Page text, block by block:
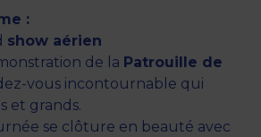
:
show aérien
de la Patrouille de
vous incontournable qui
et grands.
se clôture en beauté avec